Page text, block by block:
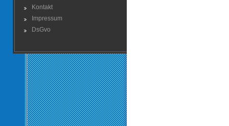
Kontakt
Impressum
DsGvo